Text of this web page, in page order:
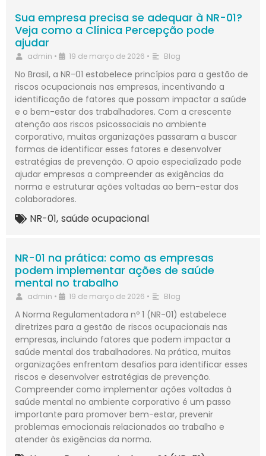
Sua empresa precisa se adequar à NR-01?
Veja como a Clínica Percepção pode
ajudar
admin • 19 de março de 2026 • Blog
No Brasil, a NR-01 estabelece princípios para a gestão de
riscos ocupacionais nas empresas, incentivando a
identificação de fatores que possam impactar a saúde
e o bem-estar dos trabalhadores. Com a crescente
atenção aos riscos psicossociais no ambiente
corporativo, muitas organizações passaram a buscar
formas de identificar esses fatores e desenvolver
estratégias de prevenção. O apoio especializado pode
ajudar empresas a compreender as exigências da
norma e estruturar ações voltadas ao bem-estar dos
colaboradores.
NR-01, saúde ocupacional
NR-01 na prática: como as empresas
podem implementar ações de saúde
mental no trabalho
admin • 19 de março de 2026 • Blog
A Norma Regulamentadora nº 1 (NR-01) estabelece
diretrizes para a gestão de riscos ocupacionais nas
empresas, incluindo fatores que podem impactar a
saúde mental dos trabalhadores. Na prática, muitas
organizações enfrentam desafios para identificar esses
riscos e desenvolver estratégias de prevenção.
Compreender como implementar ações voltadas à
saúde mental no ambiente corporativo é um passo
importante para promover bem-estar, prevenir
problemas emocionais relacionados ao trabalho e
atender às exigências da norma.